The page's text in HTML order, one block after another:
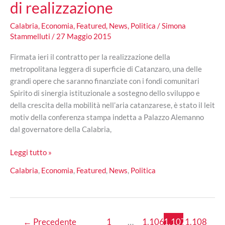
di realizzazione
Calabria, Economia, Featured, News, Politica /Simona
Stammelluti / 27 Maggio 2015
Firmata ieri il contratto per la realizzazione della
metropolitana leggera di superficie di Catanzaro, una delle
grandi opere che saranno finanziate con i fondi comunitari
Spirito di sinergia istituzionale a sostegno dello sviluppo e
della crescita della mobilità nell’aria catanzarese, è stato il leit
motiv della conferenza stampa indetta a Palazzo Alemanno
dal governatore della Calabria,
Metropolitana
Catanzaro:
il
Leggi tutto »
Calabria, Economia, Featured, News, Politica
← Precedente 1 … 1.1061.107 1.108